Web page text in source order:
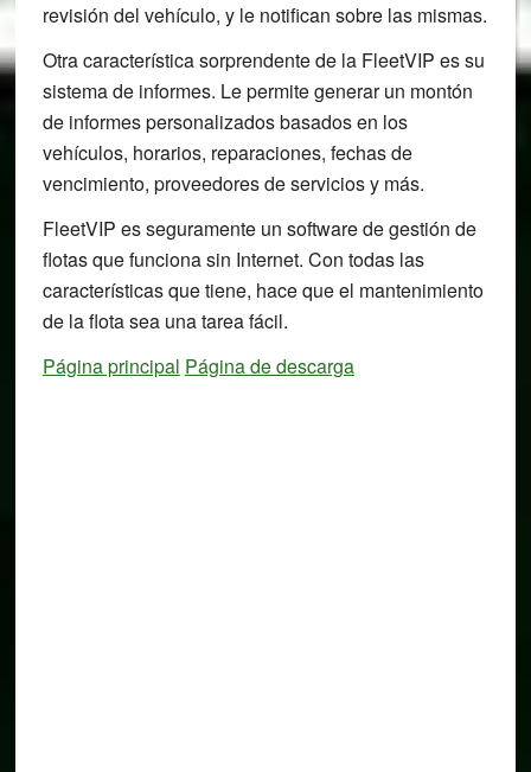
revisión del vehículo, y le notifican sobre las mismas.
Otra característica sorprendente de la FleetVIP es su
sistema de informes. Le permite generar un montón
de informes personalizados basados en los
vehículos, horarios, reparaciones, fechas de
vencimiento, proveedores de servicios y más.
FleetVIP es seguramente un software de gestión de
flotas que funciona sin Internet. Con todas las
características que tiene, hace que el mantenimiento
de la flota sea una tarea fácil.
Página principal Página de descarga